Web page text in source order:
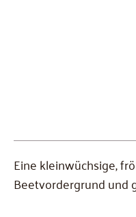
Eine kleinwüchsige,
Beetvordergrund und